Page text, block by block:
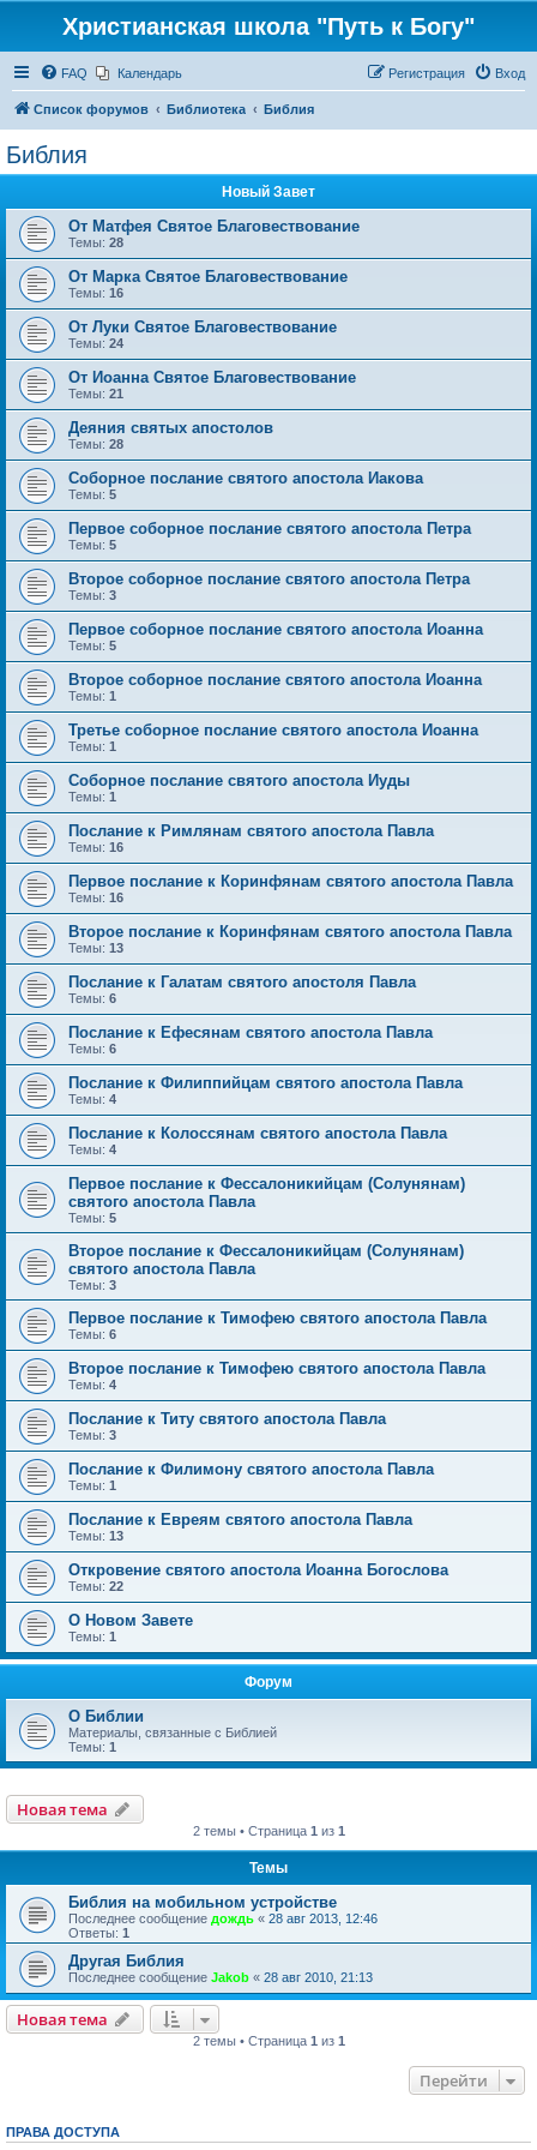
Христианская школа "Путь к Богу"
FAQ Календарь Вход
Регистрация
Список форумов Библиотека Библия
Библия
Новый Завет
От Матфея Святое Благовествование
Темы: 28
От Марка Святое Благовествование
Темы: 16
От Луки Святое Благовествование
Темы: 24
От Иоанна Святое Благовествование
Темы: 21
Деяния святых апостолов
Темы: 28
Соборное послание святого апостола Иакова
Темы: 5
Первое соборное послание святого апостола Петра
Темы: 5
Второе соборное послание святого апостола Петра
Темы: 3
Первое соборное послание святого апостола Иоанна
Темы: 5
Второе соборное послание святого апостола Иоанна
Темы: 1
Третье соборное послание святого апостола Иоанна
Темы: 1
Соборное послание святого апостола Иуды
Темы: 1
Послание к Римлянам святого апостола Павла
Темы: 16
Первое послание к Коринфянам святого апостола Павла
Темы: 16
Второе послание к Коринфянам святого апостола Павла
Темы: 13
Послание к Галатам святого апостоля Павла
Темы: 6
Послание к Ефесянам святого апостола Павла
Темы: 6
Послание к Филиппийцам святого апостола Павла
Темы: 4
Послание к Колоссянам святого апостола Павла
Темы: 4
Первое послание к Фессалоникийцам (Солунянам)
святого апостола Павла
Темы: 5
Второе послание к Фессалоникийцам (Солунянам)
святого апостола Павла
Темы: 3
Первое послание к Тимофею святого апостола Павла
Темы: 6
Второе послание к Тимофею святого апостола Павла
Темы: 4
Послание к Титу святого апостола Павла
Темы: 3
Послание к Филимону святого апостола Павла
Темы: 1
Послание к Евреям святого апостола Павла
Темы: 13
Откровение святого апостола Иоанна Богослова
Темы: 22
О Новом Завете
Темы: 1
Форум
О Библии
Материалы, связанные с Библией
Темы: 1
Новая тема
2 темы • Страница 1 из 1
Темы
Библия на мобильном устройстве
Последнее сообщение дождь « 28 авг 2013, 12:46
Ответы: 1
Другая Библия
Последнее сообщение Jakob « 28 авг 2010, 21:13
Новая тема
2 темы • Страница 1 из 1
Перейти
ПРАВА ДОСТУПА